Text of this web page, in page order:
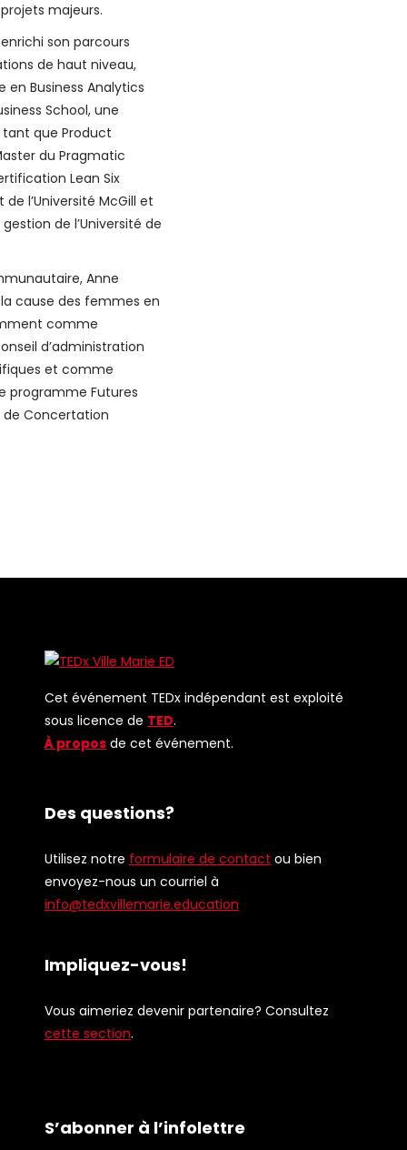
majeurs.
son parcours
de haut niveau,
en Business Analytics
School, une
que Product
du Pragmatic
Lean Six
de l’Université McGill et
de l’Université de
Anne
cause des femmes en
comme
d’administration
et comme
programme Futures
de Concertation
Cet événement TEDx indépendant est exploité
sous licence de TED.
À propos de cet événement.
Des questions?
Utilisez notre formulaire de contact ou bien
envoyez-nous un courriel à
info@tedxvillemarie.education
Impliquez-vous!
Vous aimeriez devenir partenaire? Consultez
cette section.
S’abonner à l’infolettre